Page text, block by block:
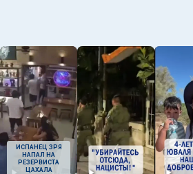
ИСПАНЕЦ ЗРЯ
НАПАЛ НА
РЕЗЕРВИСТА
ЦАХАЛА